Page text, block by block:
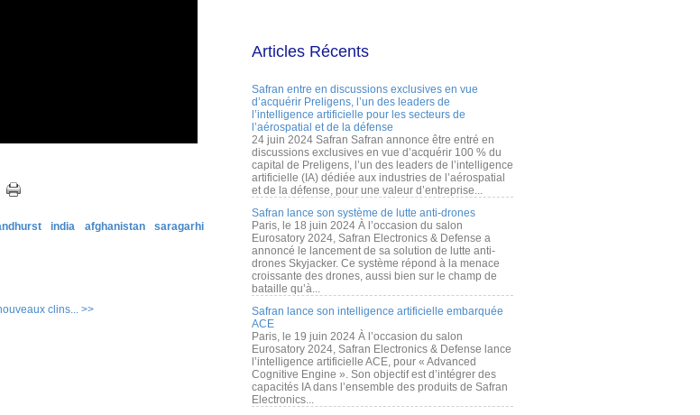
india afghanistan
saragarhi
clins... >>
Articles Récents
Safran entre en discussions exclusives en vue
d’acquérir Preligens, l’un des leaders de
l’intelligence artificielle pour les secteurs de
l’aérospatial et de la défense
24 juin 2024 Safran Safran annonce être entré en
discussions exclusives en vue d’acquérir 100 % du
capital de Preligens, l’un des leaders de l’intelligence
artificielle (IA) dédiée aux industries de l’aérospatial
et de la défense, pour une valeur d’entreprise...
Safran lance son système de lutte anti-drones
Paris, le 18 juin 2024 À l’occasion du salon
Eurosatory 2024, Safran Electronics & Defense a
annoncé le lancement de sa solution de lutte anti-
drones Skyjacker. Ce système répond à la menace
croissante des drones, aussi bien sur le champ de
bataille qu’à...
Safran lance son intelligence artificielle embarquée
ACE
Paris, le 19 juin 2024 À l’occasion du salon
Eurosatory 2024, Safran Electronics & Defense lance
l’intelligence artificielle ACE, pour « Advanced
Cognitive Engine ». Son objectif est d’intégrer des
capacités IA dans l’ensemble des produits de Safran
Electronics...